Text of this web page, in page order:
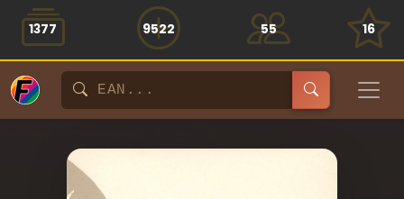
1377 9522 55 16